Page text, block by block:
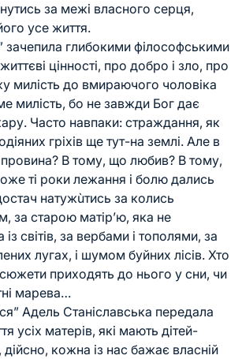
за межі власного серця,
усе життя.
зачепила глибокими філософськими
цінності, про добро і зло, про
милість до вмираючого чоловіка
милість, бо не завжди Бог дає
Часто навпаки: страждання, як
гріхів ще тут-на землі. Але в
В тому, що любив? В тому,
ті роки лежання і болю дались
натужùтись за колись
за старою матір’ю, яка не
світів, за вербами і тополями, за
лугах, і шумом буйних лісів. Хто
сюжети приходять до нього у сни, чи
марева…
Адель Станіславська передала
усіх матерів, які мають дітей-
кожна із нас бажає власній